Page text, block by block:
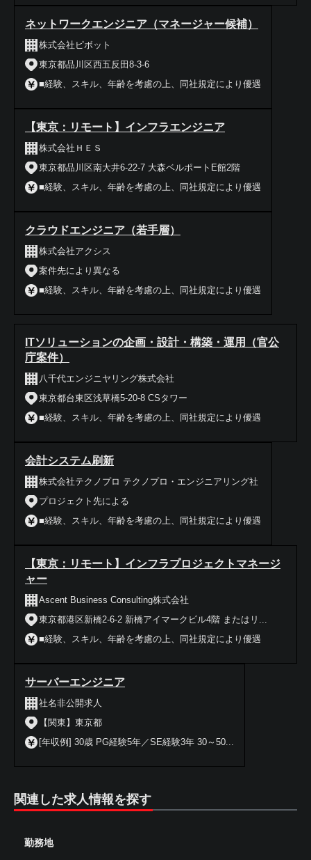
ネットワークエンジニア（マネージャー候補）
株式会社ピボット
東京都品川区西五反田8-3-6
■経験、スキル、年齢を考慮の上、同社規定により優遇
【東京：リモート】インフラエンジニア
株式会社ＨＥＳ
東京都品川区南大井6-22-7 大森ベルポートE館2階
■経験、スキル、年齢を考慮の上、同社規定により優遇
クラウドエンジニア（若手層）
株式会社アクシス
案件先により異なる
■経験、スキル、年齢を考慮の上、同社規定により優遇
ITソリューションの企画・設計・構築・運用（官公
庁案件）
八千代エンジニヤリング株式会社
東京都台東区浅草橋5-20-8 CSタワー
■経験、スキル、年齢を考慮の上、同社規定により優遇
会計システム刷新
株式会社テクノプロ テクノプロ・エンジニアリング社
プロジェクト先による
■経験、スキル、年齢を考慮の上、同社規定により優遇
【東京：リモート】インフラプロジェクトマネージ
ャー
Ascent Business Consulting株式会社
東京都港区新橋2-6-2 新橋アイマークビル4階 またはリ...
■経験、スキル、年齢を考慮の上、同社規定により優遇
サーバーエンジニア
社名非公開求人
【関東】東京都
[年収例] 30歳 PG経験5年／SE経験3年 30～50...
関連した求人情報を探す
勤務地